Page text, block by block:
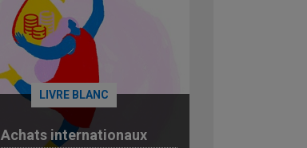
LIVRE BLANC
Achats internationaux